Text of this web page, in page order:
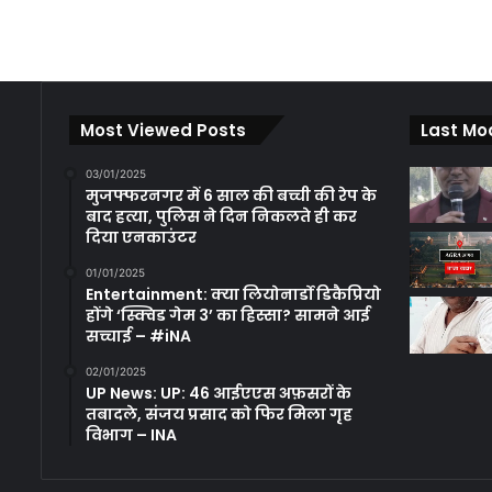
Most Viewed Posts
03/01/2025
मुजफ्फरनगर में 6 साल की बच्ची की रेप के
बाद हत्या, पुलिस ने दिन निकलते ही कर
दिया एनकाउंटर
01/01/2025
Entertainment: क्या लियोनार्डो डिकैप्रियो
होंगे ‘स्क्विड गेम 3’ का हिस्सा? सामने आई
सच्चाई – #iNA
02/01/2025
UP News: UP: 46 आईएएस अफ़सरों के
तबादले, संजय प्रसाद को फिर मिला गृह
विभाग – INA
Last